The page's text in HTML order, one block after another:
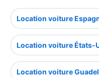
Location voiture
Location voiture États-
Location voiture